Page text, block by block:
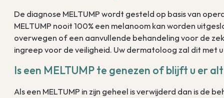
De diagnose MELTUMP wordt gesteld op basis van
MELTUMP nooit 100% een melanoom kan worden
overwegen of een aanvullende behandeling voor de
ingreep voor de veiligheid. Uw dermatoloog zal dit met
Is een MELTUMP te genezen of blijft u er
Als een MELTUMP in zijn geheel is verwijderd dan is de